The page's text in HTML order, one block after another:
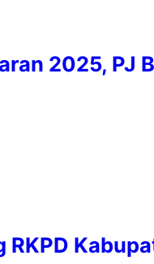
2025, PJ